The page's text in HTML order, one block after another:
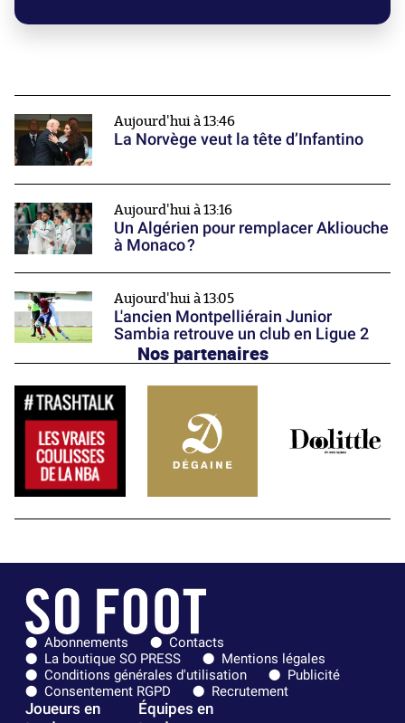
Aujourd'hui à 13:46
La Norvège veut la tête d’Infantino
Aujourd'hui à 13:16
Un Algérien pour remplacer Akliouche
à Monaco ?
Aujourd'hui à 13:05
L'ancien Montpelliérain Junior
Sambia retrouve un club en Ligue 2
Nos partenaires
Abonnements
Contacts
La boutique SO PRESS
Mentions légales
Conditions générales d'utilisation
Publicité
Consentement RGPD
Recrutement
Joueurs en
Équipes en